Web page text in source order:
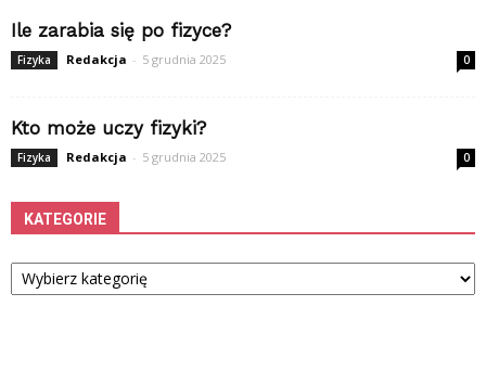
Ile zarabia się po fizyce?
Fizyka Redakcja - 5 grudnia 2025 0
Kto może uczy fizyki?
Fizyka Redakcja - 5 grudnia 2025 0
KATEGORIE
Kategorie